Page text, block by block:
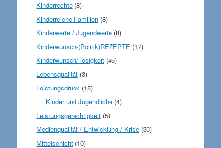
Kinderrechte(8)
Kinderreiche Familien(8)
Kinderwerte / Jugendwerte(8)
Kinderwunsch-(Politik)REZEPTE (17)
Kinderwunsch/-losigkeit(46)
Lebensqualität(3)
Leistungsdruck(15)
Kinder und Jugendliche (4)
Leistungsgerechtigkeit(5)
Medienqualität / Entwicklung / Krise(30)
Mittelschicht(10)